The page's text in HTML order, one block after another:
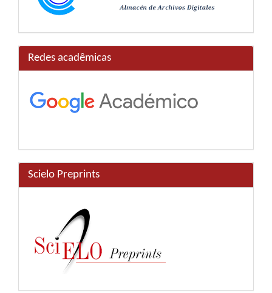
Redes acadêmicas
Scielo Preprints